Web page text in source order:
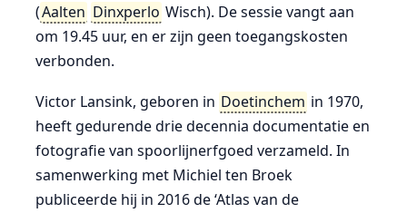
(Aalten Dinxperlo Wisch). De sessie vangt aan
om 19.45 uur, en er zijn geen toegangskosten
verbonden.
Victor Lansink, geboren in Doetinchem in 1970,
heeft gedurende drie decennia documentatie en
fotografie van spoorlijnerfgoed verzameld. In
samenwerking met Michiel ten Broek
publiceerde hij in 2016 de ‘Atlas van de